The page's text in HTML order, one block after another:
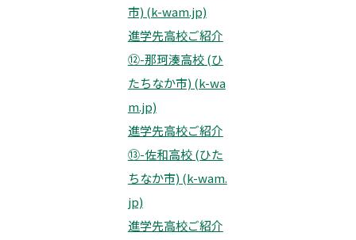
市) (k-wam.jp)
進学先高校ご紹介
⑫-那珂湊高校 (ひ
たちなか市) (k-wa
m.jp)
進学先高校ご紹介
⑬-佐和高校 (ひた
ちなか市) (k-wam.
jp)
進学先高校ご紹介